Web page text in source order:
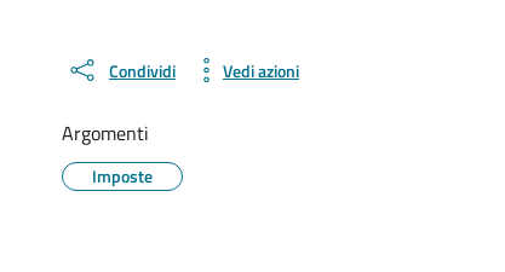
Condividi Vedi azioni
Argomenti
Imposte